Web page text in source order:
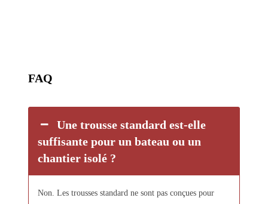
FAQ
Une trousse standard est-elle
suffisante pour un bateau ou un
chantier isolé ?
Non. Les trousses standard ne sont pas conçues pour